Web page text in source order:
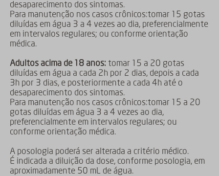
desaparecimento dos sintomas.
Para manutenção nos casos crônicos:tomar 15 gotas
diluídas em água 3 a 4 vezes ao dia, preferencialmente
em intervalos regulares; ou conforme orientação
médica.
Adultos acima de 18 anos: tomar 15 a 20 gotas
diluídas em água a cada 2h por 2 dias, depois a cada
3h por 3 dias, e posteriormente a cada 4h até o
desaparecimento dos sintomas.
Para manutenção nos casos crônicos:tomar 15 a 20
gotas diluídas em água 3 a 4 vezes ao dia,
preferencialmente em intervalos regulares; ou
conforme orientação médica.
A posologia poderá ser alterada a critério médico.
É indicada a diluição da dose, conforme posologia, em
aproximadamente 50 mL de água.